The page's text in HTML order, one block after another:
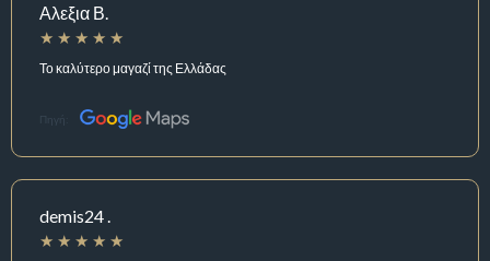
Αλεξια Β.
Το καλύτερο μαγαζί της Ελλάδας
Πηγή:
demis24 .